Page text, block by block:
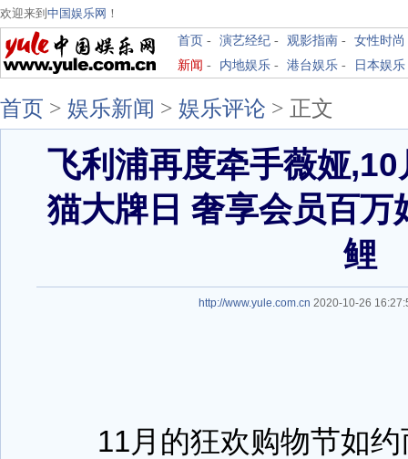
欢迎来到 中国娱乐网 ！
首页 - 演艺经纪 - 观影指南 - 女性时尚
新闻 - 内地娱乐 - 港台娱乐 - 日本娱乐
首页 > 娱乐新闻 > 娱乐评论 > 正文
飞利浦再度牵手薇娅
猫大牌日 奢享会员百万
鲤
http://www.yule.com.cn 2020-10-26
11月的狂欢购物节如约